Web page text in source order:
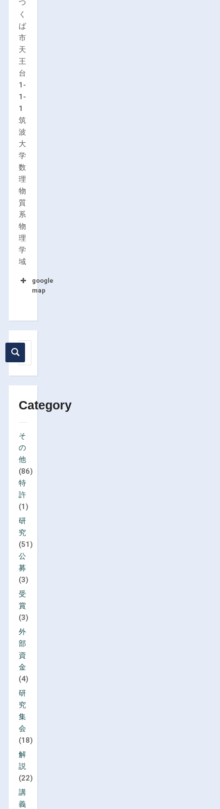
つ
く
ば
市
天
王
台
1-
1-
1
筑
波
大
学
数
理
物
質
系
物
理
学
域
google
map
Category
そ
の
他
(86)
特
許
(1)
研
究
(51)
公
募
(3)
受
賞
(3)
外
部
資
金
(4)
研
究
集
会
(18)
解
説
(22)
講
義